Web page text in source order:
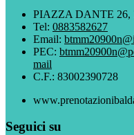
PIAZZA DANTE 26,
Tel: 0883582627
Email:
PEC:
mail
C.F.: 83002390728
Seguici su